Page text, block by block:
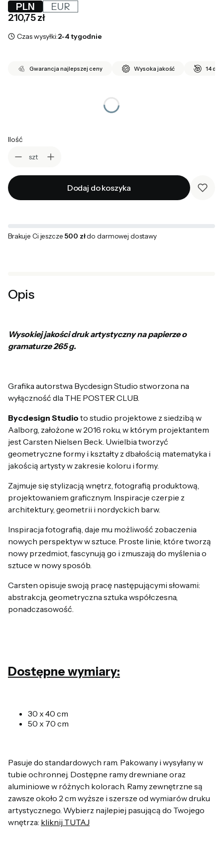
PLN
EUR
Cena
210,75 zł
Czas wysyłki:2-4 tygodnie
Gwarancja najlepszej ceny Wysoka jakość 14 dni
Ilość
szt
Dodaj do koszyka
Brakuje Ci jeszcze 500 złdo darmowej dostawy
Opis
Wysokiej jakości druk artystyczny na papierze o
gramaturze 265 g.
Grafika autorstwa Bycdesign Studio stworzona na
wyłączność dla THE POSTER CLUB.
Bycdesign Studio to studio projektowe z siedzibą w
Aalborg, założone w 2016 roku, w którym projektantem
jest Carsten Nielsen Beck. Uwielbia tworzyć
geometryczne formy i kształty z dbałością matematyka i
jakością artysty w zakresie koloru i formy.
Zajmuje się stylizacją wnętrz, fotografią produktową,
projektowaniem graficznym. Inspiracje czerpie z
architektury, geometrii i nordyckich barw.
Inspiracja fotografią, daje mu możliwość zobaczenia
nowych perspektyw w sztuce. Proste linie, które tworzą
nowy przedmiot, fascynują go i zmuszają do myślenia o
sztuce w nowy sposób.
Carsten opisuje swoją pracę następującymi słowami:
abstrakcja, geometryczna sztuka współczesna,
ponadczasowość.
Dostępne wymiary:
30 x 40 cm
50 x 70 cm
Pasuje do standardowych ram. Pakowany i wysyłany w
tubie ochronnej. Dostępne ramy drewniane oraz
aluminiowe w różnych kolorach. Ramy zewnętrzne są
zawsze około 2 cm wyższe i szersze od wymiarów druku
artystycznego. Wybierz najlepiej pasującą do Twojego
wnętrza: kliknij TUTAJ